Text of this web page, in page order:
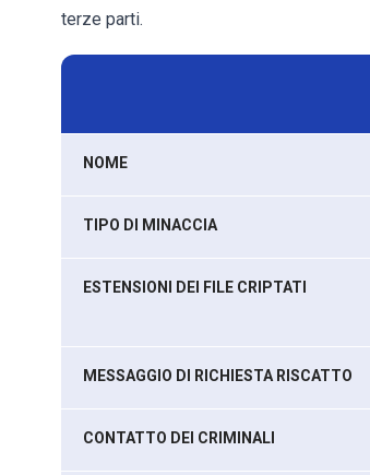
terze parti.
NOME
TIPO DI MINACCIA
ESTENSIONI DEI FILE CRIPTATI
MESSAGGIO DI RICHIESTA RISCATTO
CONTATTO DEI CRIMINALI